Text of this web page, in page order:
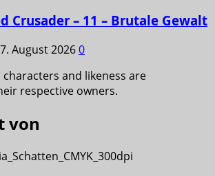
Crusader – 11 – Brutale Gewalt
7. August 20260
and likeness are
respective owners.
von